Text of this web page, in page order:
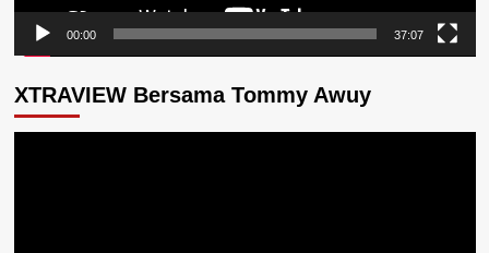
00:00 37:07
XTRAVIEW Bersama Tommy Awuy